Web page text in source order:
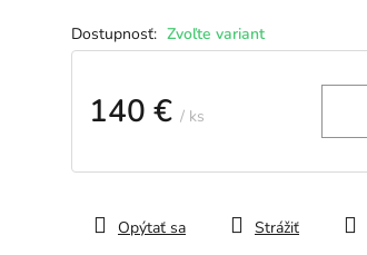
Zvoľte variant
140 € / ks
cena:
Opýtať sa Strážiť